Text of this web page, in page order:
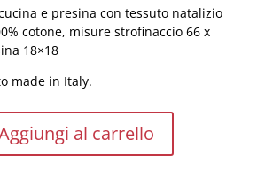
e presina con tessuto natalizio
cotone, misure strofinaccio 66 x
18×18
made in Italy.
al carrello